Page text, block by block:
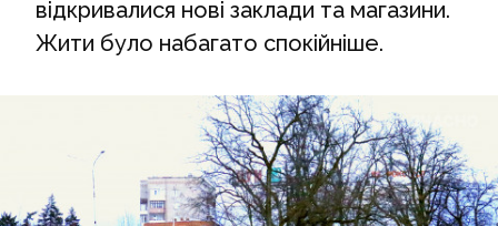
відкривалися нові заклади та магазини.
Жити було набагато спокійніше.